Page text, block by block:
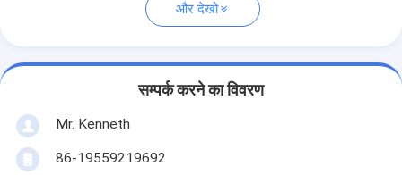
और देखो
सम्पर्क करने का विवरण
Mr. Kenneth
86-19559219692